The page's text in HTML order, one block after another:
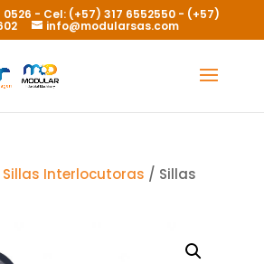
0526 - Cel: (+57) 317 6552550 - (+57)
info@modularsas.com
Sillas Interlocutoras / Sillas